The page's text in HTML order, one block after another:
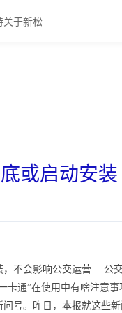
关于新松
或启动安装
，不会影响公交运营 公
卡通”在使用中有啥注意
号。昨日，本报就这些新